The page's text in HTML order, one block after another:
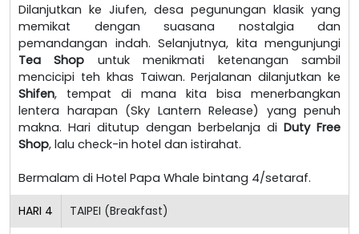
Dilanjutkan ke Jiufen, desa pegunungan klasik yang
memikat dengan suasana nostalgia dan
pemandangan indah. Selanjutnya, kita mengunjungi
Tea Shop untuk menikmati ketenangan sambil
mencicipi teh khas Taiwan. Perjalanan dilanjutkan ke
Shifen, tempat di mana kita bisa menerbangkan
lentera harapan (Sky Lantern Release) yang penuh
makna. Hari ditutup dengan berbelanja di Duty Free
Shop, lalu check-in hotel dan istirahat.
Bermalam di Hotel Papa Whale bintang 4/setaraf.
HARI 4 TAIPEI (Breakfast)